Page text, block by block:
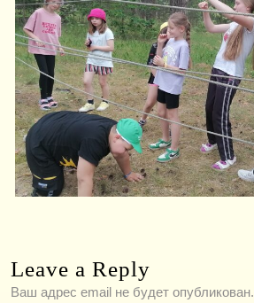
Leave a Reply
Ваш адрес email не будет опубликован.